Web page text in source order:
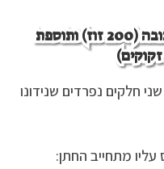
3. שיעור הכתובה: עיקר הכתובה (200 זוז) ותוספת
חלקים נפרדים שנידונו
מתחייב החתן: